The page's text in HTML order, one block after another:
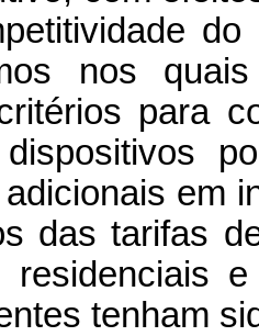
nos
para
em
das tarifas
residenciais
tenham